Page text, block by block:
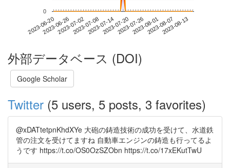
2023-06-202023-06-262023-07-022023-07-082023-07-142023-07-202023-07-262023-08-012023-08-072023-08-13
0
外部データベース (DOI)
Google Scholar
Twitter (5 users, 5 posts, 3 favorites)
@xDATtetpnKhdXYe 大砲の鋳造技術の成功を受けて、水道鉄
管の注文を受けてますね 自動車エンジンの鋳造も行ってるよ
うです https://t.co/OS0OzSZObn https://t.co/17xEKutTwU